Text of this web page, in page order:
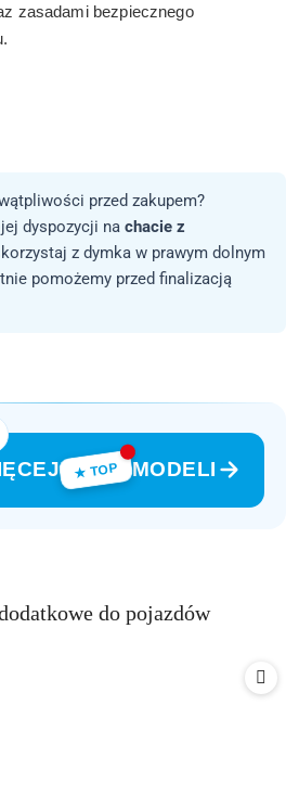
zasadami bezpiecznego
przed zakupem?
dyspozycji na chacie z
z dymka w prawym dolnym
pomożemy przed finalizacją
★ TOP MODELI
do pojazdów